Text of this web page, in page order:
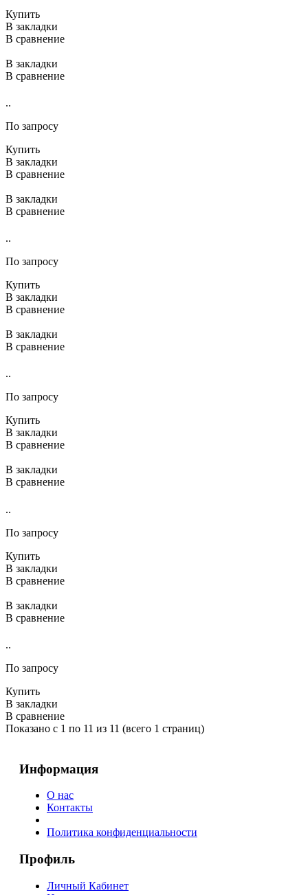
Купить
В закладки
В сравнение
В закладки
В сравнение
..
По запросу
Купить
В закладки
В сравнение
В закладки
В сравнение
..
По запросу
Купить
В закладки
В сравнение
В закладки
В сравнение
..
По запросу
Купить
В закладки
В сравнение
В закладки
В сравнение
..
По запросу
Купить
В закладки
В сравнение
В закладки
В сравнение
..
По запросу
Купить
В закладки
В сравнение
Показано с 1 по 11 из 11 (всего 1 страниц)
Информация
О нас
Контакты
Политика конфиденциальности
Профиль
Личный Кабинет